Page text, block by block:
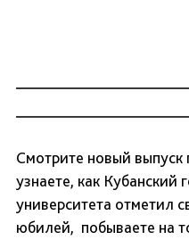
Смотрите новый
узнаете, как Кубанский
университета отметил
юбилей, побываете на